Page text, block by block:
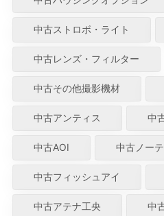
中古ストロボ・ライト
中古レンズ・フィルター
中古その他撮影機材
中古アンティス 中
中古AOI 中古ノー
中古フィッシュアイ
中古アテナ工央 中